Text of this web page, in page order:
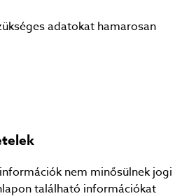
adatokat hamarosan
nem minősülnek jogi
található információkat